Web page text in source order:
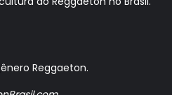
Reggaeton.